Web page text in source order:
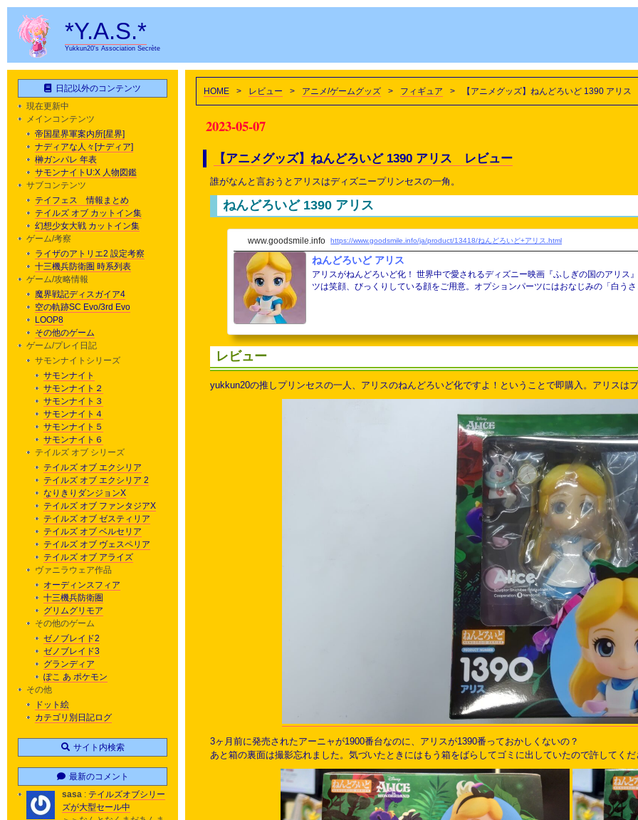
*Y.A.S.*
Yukkun20's Association Secrète
HOME > レビュー > アニメ/ゲームグッズ > フィギュア > 【アニメグッズ】ねんどろいど 1390 アリ
2023-05-07
【アニメグッズ】ねんどろいど 1390 アリス レビュー
誰がなんと言おうとアリスはディズニープリンセスの一角。
ねんどろいど 1390 アリス
www.goodsmile.info https://www.goodsmile.info/ja/product/13418/ねんどろいど+アリス.html
ねんどろいど アリス
アリスがねんどろいど化！ 世界中で愛されるディズニー映画『ふしぎの国のアリス』より、「アリス」がねんどろいどになって登場です。交換用表情パー
ツは笑顔、びっくりしている顔をご用意。オプションパーツにはおなじみの「白う
レビュー
yukkun20の推しプリンセスの一人、アリスのねんどろいど化ですよ！ということで即購入。アリスは
3ヶ月前に発売されたアーニャが1900番台なのに、アリスが1390番っておかしくないの？
あと箱の裏面は撮影忘れました。気づいたときにはもう箱をばらしてゴミに出していたので許してく
日記以外のコンテンツ
現在更新中
メインコンテンツ
帝国星界軍案内所[星界]
ナディアな人々[ナディア]
榊ガンパレ 年表
サモンナイトU:X 人物図鑑
サブコンテンツ
テイフェス 情報まとめ
テイルズ オブ カットイン集
幻想少女大戦 カットイン集
ゲーム/考察
ライザのアトリエ2 設定考察
十三機兵防衛圏 時系列表
ゲーム/攻略情報
魔界戦記ディスガイア4
空の軌跡SC Evo/3rd Evo
LOOP8
その他のゲーム
ゲーム/プレイ日記
サモンナイトシリーズ
サモンナイト
サモンナイト２
サモンナイト３
サモンナイト４
サモンナイト５
サモンナイト６
テイルズ オブ シリーズ
テイルズ オブ エクシリア
テイルズ オブ エクシリア 2
なりきりダンジョンX
テイルズ オブ ファンタジアX
テイルズ オブ ゼスティリア
テイルズ オブ ベルセリア
テイルズ オブ ヴェスペリア
テイルズ オブ アライズ
ヴァニラウェア作品
オーディンスフィア
十三機兵防衛圏
グリムグリモア
その他のゲーム
ゼノブレイド2
ゼノブレイド3
グランディア
ぽこ あ ポケモン
その他
ドット絵
カテゴリ別日記ログ
サイト内検索
最新のコメント
sasa : テイルズオブシリー
ズが大型セール中